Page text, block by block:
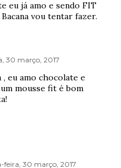
eu já amo e sendo FIT
vou tentar fazer.
30 março, 2017
, eu amo chocolate e
mousse fit é bom
feira, 30 março, 2017